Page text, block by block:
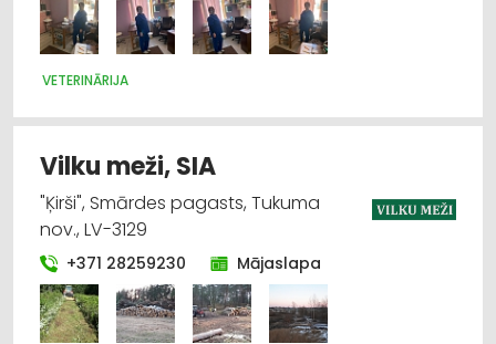
VETERINĀRIJA
Vilku meži, SIA
"Ķirši", Smārdes pagasts, Tukuma
nov., LV-3129
+371 28259230 Mājaslapa